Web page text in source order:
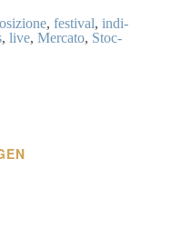
, fes­ti­val, indi­
, live, Mer­ca­to, Stoc­